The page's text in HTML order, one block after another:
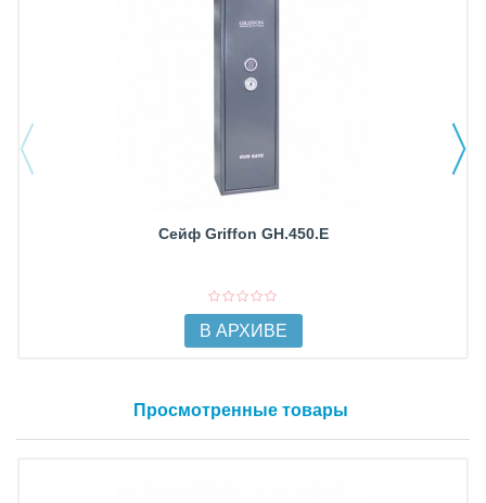
Сейф Griffon GH.450.E
В АРХИВЕ
Просмотренные товары